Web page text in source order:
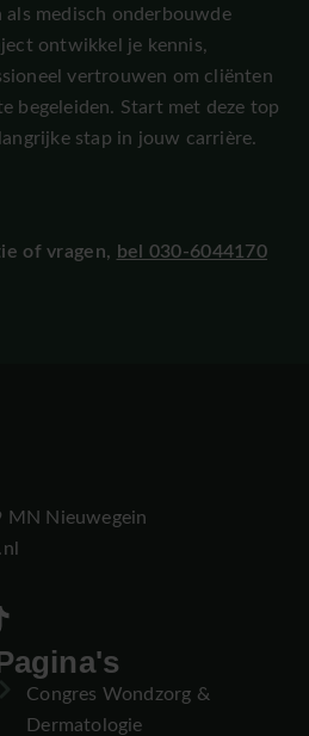
medisch onderbouwde
ontwikkel je kennis,
vertrouwen om cliënten
begeleiden. Start met deze top
stap in jouw carrière.
of vragen, bel 030-6044170
MN Nieuwegein
Congres Wondzorg &
Dermatologie